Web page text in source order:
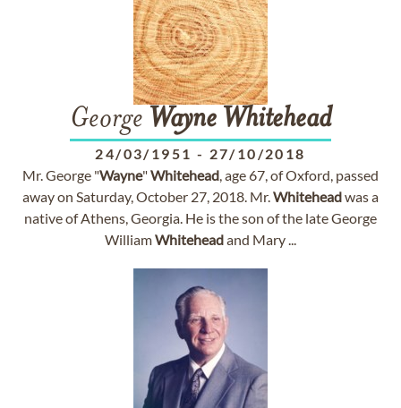
George Wayne Whitehead
24/03/1951 - 27/10/2018
Mr. George "Wayne"Whitehead, age 67, of Oxford, passed
away on Saturday, October 27, 2018. Mr.Whiteheadwas a
native of Athens, Georgia. He is the son of the late George
WilliamWhiteheadand Mary ...